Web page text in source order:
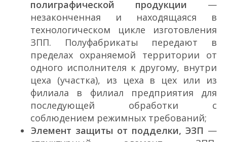
полиграфической продукции —
незаконченная и находящаяся в
технологическом цикле изготовления
ЗПП. Полуфабрикаты передают в
пределах охраняемой территории от
одного исполнителя к другому, внутри
цеха (участка), из цеха в цех или из
филиала в филиал предприятия для
последующей обработки с
соблюдением режимных требований;
Элемент защиты от подделки, ЭЗП —